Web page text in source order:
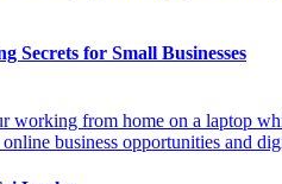
for Small Businesses